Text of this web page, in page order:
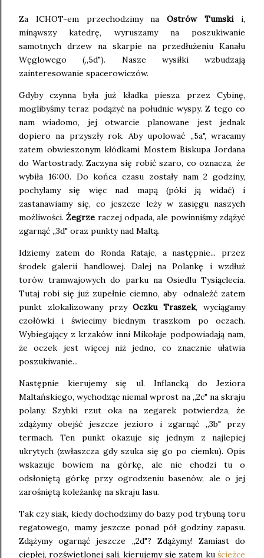
Za ICHOT-em przechodzimy naOstrów Tumskii,
minąwszy katedrę, wyruszamy na poszukiwanie
samotnych drzew na skarpie na przedłużeniu Kanału
Węglowego (,,5d"). Nasze wysiłki wzbudzają
zainteresowanie spacerowiczów.
Gdyby czynna była już kładka piesza przez Cybinę,
moglibyśmy teraz podążyć na południe wyspy. Z tego co
nam wiadomo, jej otwarcie planowane jest jednak
dopiero na przyszły rok. Aby upolować ,,5a", wracamy
zatem obwieszonym kłódkami Mostem Biskupa Jordana
do Wartostrady. Zaczyna się robić szaro, co oznacza, że
wybiła 16:00. Do końca czasu zostały nam 2 godziny,
pochylamy się więc nad mapą (póki ją widać) i
zastanawiamy się, co jeszcze leży w zasięgu naszych
możliwości.Żegrze raczej odpada, ale powinniśmy zdążyć
zgarnąć ,,3d" oraz punkty nad Maltą.
Idziemy zatem do Ronda Rataje, a następnie... przez
środek galerii handlowej. Dalej na Polankę i wzdłuż
torów tramwajowych do parku na Osiedlu Tysiąclecia.
Tutaj robi się już zupełnie ciemno, aby odnaleźć zatem
punkt zlokalizowany przyOczku Traszek, wyciągamy
czołówki i świecimy biednym traszkom po oczach.
Wybiegający z krzaków inni Mikołaje podpowiadają nam,
że oczek jest więcej niż jedno, co znacznie ułatwia
poszukiwanie...
Następnie kierujemy się ul. Inflancką do Jeziora
Maltańskiego, wychodząc niemal wprost na ,,2c" na skraju
polany. Szybki rzut oka na zegarek potwierdza, że
zdążymy obejść jeszcze jezioro i zgarnąć ,,3b" przy
termach. Ten punkt okazuje się jednym z najlepiej
ukrytych (zwłaszcza gdy szuka się go po ciemku). Opis
wskazuje bowiem na górkę, ale nie chodzi tu o
odsłoniętą górkę przy ogrodzeniu basenów, ale o jej
zarośniętą koleżankę na skraju lasu.
Tak czy siak, kiedy dochodzimy do bazy pod trybuną toru
regatowego, mamy jeszcze ponad pół godziny zapasu.
Zdążymy ogarnąć jeszcze ,,2d"? Zdążymy! Zamiast do
ciepłej, rozświetlonej sali, kierujemy się zatem ku ścieżce